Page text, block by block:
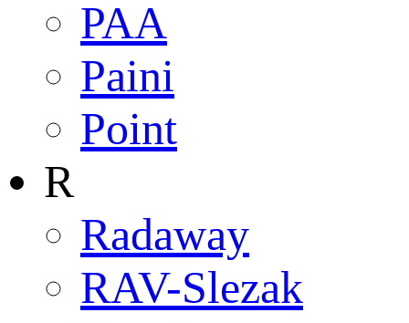
PAA
Paini
Point
R
Radaway
RAV-Slezak